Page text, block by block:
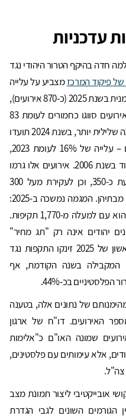
עדכניות
חדה בהיקף הטרור היהודי נגד
פיקוד המרכזמצביע על עלייה
של כ-27 אחוזים בהיקף הפשיעה הלאומנית בשנת 2025 (כ-870 אירועים),
לצד החמרה באופי האלימות – 120 אירועים סווגו כחמורים לעומת 83
בשנת 2024. נתוני האו"ם מציגים תמונה שלילית יותר, בשנת 2024 תועדו
כ-1,420 אירועי תקיפה נגד פלסטינים – עלייה של 16% לעומת 2023,
והרמה הגבוהה ביותר מאז החל התיעוד בשנת 2006. אירועים אלו גרמו
למותם של חמישה פלסטינים ולפציעת כ-350, וכן לעקירת מעל 300
משפחות פלסטיניות (כ-1,700 נפשות) מבתיהן. המגמה נמשכה ב-2025:
השיא שנרשם בשנת 2024 נחצה אף הוא עם למעלה מ-1,770 תקיפות.
יהודים אינה רק "תג מחיר"
בתגובה לפיגועים: למשל, ברבעון הראשון של 2025 זינקו התקפות נגד
התקופה המקבילה בשנה הקודמת, אף
בכ-44%.
של נתונים אלה, בטענה
האירועים. דו"ח של ארגון
טען שכ-98% מהאירועים שמונה האו"ם כ"אלימות
אלא עימותים עם פלסטינים,
צה"ל.
אובייקטיבי ליצור תמונת מצב
הגורמים השונים לגבי הגדרת